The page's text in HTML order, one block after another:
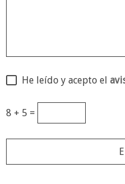
He leído y acepto el
8 + 5 =